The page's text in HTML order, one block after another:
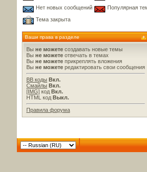
Нет новых сообщений
Популярная
Тема закрыта
Ваши права в разделе
Вы не можете создавать новые темы
Вы не можете отвечать в темах
Вы не можете прикреплять вложения
Вы не можете редактировать свои сообщения
BB коды Вкл.
Смайлы Вкл.
[IMG] код Вкл.
HTML код Выкл.
Правила форума